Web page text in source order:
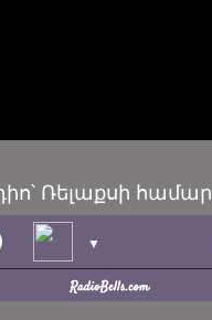
Ռելաքսի համար
▼